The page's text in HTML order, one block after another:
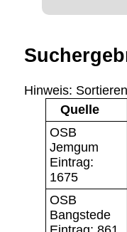
Hinweis:
Quelle
OSB
Jemgum
Eintrag:
1675
OSB
Bangstede